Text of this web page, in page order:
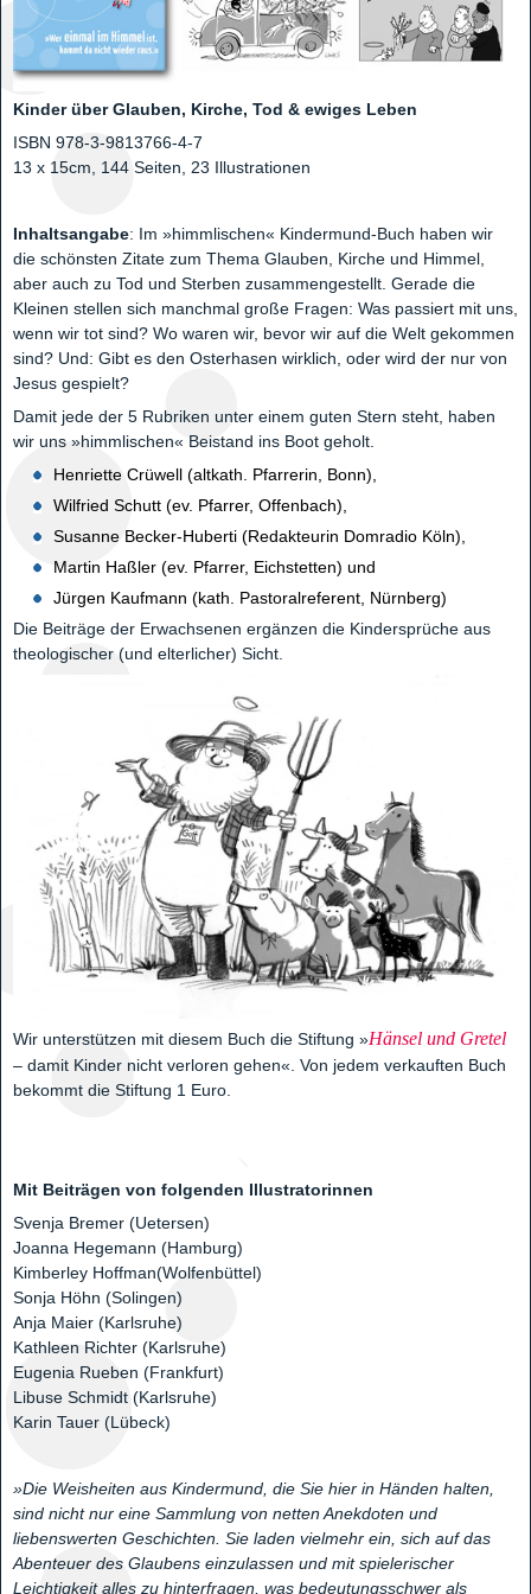
Kinder über Glauben, Kirche, Tod & ewiges Leben
ISBN 978-3-9813766-4-7
13 x 15cm, 144 Seiten, 23 Illustrationen
Inhaltsangabe: Im »himmlischen« Kindermund-Buch haben wir
die schönsten Zitate zum Thema Glauben, Kirche und Himmel,
aber auch zu Tod und Sterben zusammengestellt. Gerade die
Kleinen stellen sich manchmal große Fragen: Was passiert mit uns,
wenn wir tot sind? Wo waren wir, bevor wir auf die Welt gekommen
sind? Und: Gibt es den Osterhasen wirklich, oder wird der nur von
Jesus gespielt?
Damit jede der 5 Rubriken unter einem guten Stern steht, haben
wir uns »himmlischen« Beistand ins Boot geholt.
Henriette Crüwell (altkath. Pfarrerin, Bonn),
Wilfried Schutt (ev. Pfarrer, Offenbach),
Susanne Becker-Huberti (Redakteurin Domradio Köln),
Martin Haßler (ev. Pfarrer, Eichstetten) und
Jürgen Kaufmann (kath. Pastoralreferent, Nürnberg)
Die Beiträge der Erwachsenen ergänzen die Kindersprüche aus
theologischer (und elterlicher) Sicht.
Wir unterstützen mit diesem Buch die Stiftung »Hänsel und Gretel
– damit Kinder nicht verloren gehen«. Von jedem verkauften Buch
bekommt die Stiftung 1 Euro.
Mit Beiträgen von folgenden Illustratorinnen
Svenja Bremer (Uetersen)
Joanna Hegemann (Hamburg)
Kimberley Hoffman(Wolfenbüttel)
Sonja Höhn (Solingen)
Anja Maier (Karlsruhe)
Kathleen Richter (Karlsruhe)
Eugenia Rueben (Frankfurt)
Libuse Schmidt (Karlsruhe)
Karin Tauer (Lübeck)
»Die Weisheiten aus Kindermund, die Sie hier in Händen halten,
sind nicht nur eine Sammlung von netten Anekdoten und
liebenswerten Geschichten. Sie laden vielmehr ein, sich auf das
Abenteuer des Glaubens einzulassen und mit spielerischer
Leichtigkeit alles zu hinterfragen, was bedeutungsschwer als